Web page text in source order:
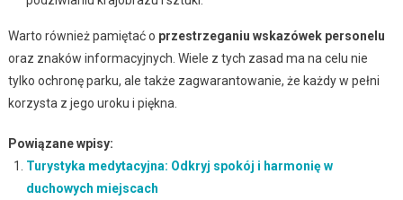
Warto również pamiętać o przestrzeganiu wskazówek personelu
oraz znaków informacyjnych. Wiele z tych zasad ma na celu nie
tylko ochronę parku, ale także zagwarantowanie, że każdy w pełni
korzysta z jego uroku i piękna.
Powiązane wpisy:
Turystyka medytacyjna: Odkryj spokój i harmonię w
duchowych miejscach